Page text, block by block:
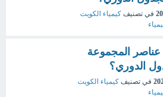
في تصنيف كيمياء الكويت
المجموعة
في تصنيف كيمياء الكويت